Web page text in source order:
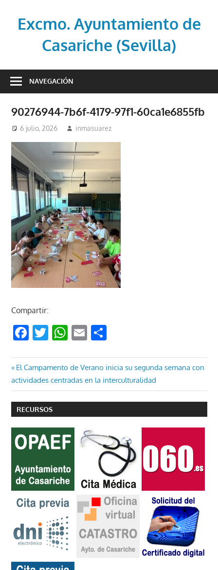
contenidoExcmo. Ayuntamiento de
Casariche (Sevilla)
oficial
de
Casariche
(Sevilla)
NAVEGACIÓN
90276944-7b6f-4179-97f1-60ca1e6855fb
6 julio, 2026 inmasuarez
Compartir:
Facebook
Twitter
WhatsApp
EmailCompartir
Navegación
de
entradas
Entrada
anterior:
El Campamento de Verano inicia su segunda semana con
actividades centradas en la interculturalidad
RECURSOS